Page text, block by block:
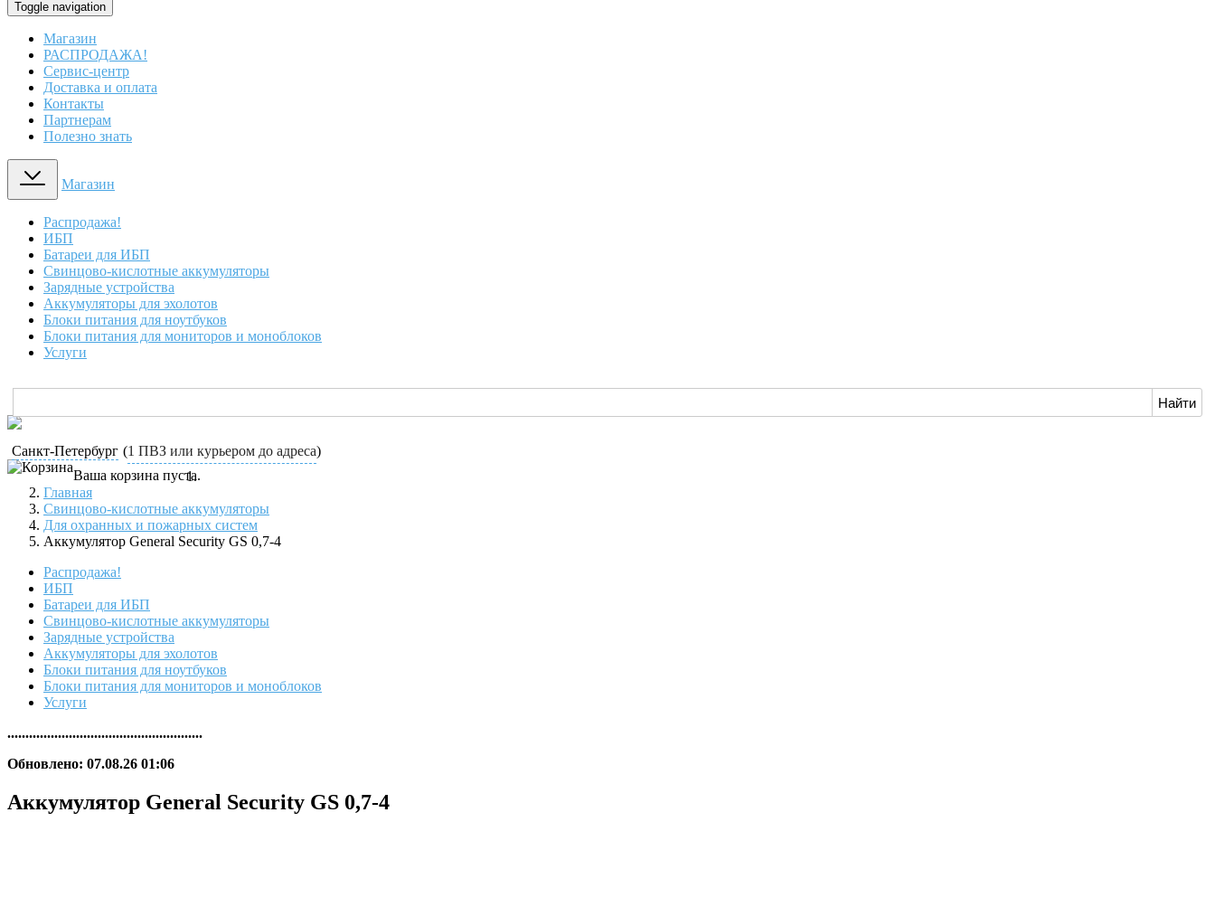
Toggle navigation
Магазин
РАСПРОДАЖА!
Сервис-центр
Доставка и оплата
Контакты
Партнерам
Полезно знать
Магазин
Распродажа!
ИБП
Батареи для ИБП
Свинцово-кислотные аккумуляторы
Зарядные устройства
Аккумуляторы для эхолотов
Блоки питания для ноутбуков
Блоки питания для мониторов и моноблоков
Услуги
Санкт-Петербург (1 ПВЗ или курьером до адреса)
Ваша корзина пуста.
Главная
Свинцово-кислотные аккумуляторы
Для охранных и пожарных систем
Аккумулятор General Security GS 0,7-4
Распродажа!
ИБП
Батареи для ИБП
Свинцово-кислотные аккумуляторы
Зарядные устройства
Аккумуляторы для эхолотов
Блоки питания для ноутбуков
Блоки питания для мониторов и моноблоков
Услуги
......................................................
Обновлено: 07.08.26 01:06
Аккумулятор General Security GS 0,7-4